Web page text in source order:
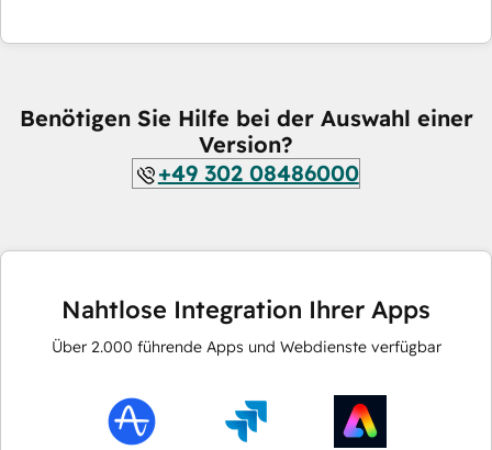
Benötigen Sie Hilfe bei der Auswahl einer
Version?
+49 302 08486000
Nahtlose Integration Ihrer Apps
Über 2.000 führende Apps und Webdienste verfügbar